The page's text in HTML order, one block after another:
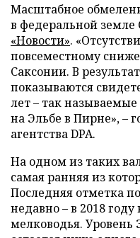
Масштабное
в федеральной земле
«Новости».
повсеместному
Саксонии. В
показываются
лет – так
на Эльбе в Пирне», –
агентства DPA.
На одном из таких
самая ранняя из
Последняя отметка
недавно – в 2018
мелководья. Уровень